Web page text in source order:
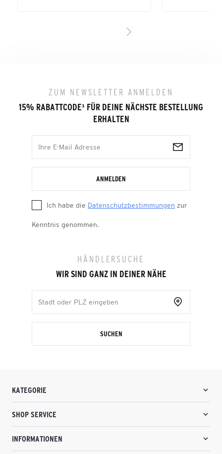
ZUM NEWSLETTER ANMELDEN
15% RABATTCODE¹ FÜR DEINE NÄCHSTE BESTELLUNG
ERHALTEN
ANMELDEN
Ich habe die Datenschutzbestimmungen zur
Kenntnis genommen.
HÄNDLERSUCHE
WIR SIND GANZ IN DEINER NÄHE
SUCHEN
KATEGORIE
SHOP SERVICE
INFORMATIONEN